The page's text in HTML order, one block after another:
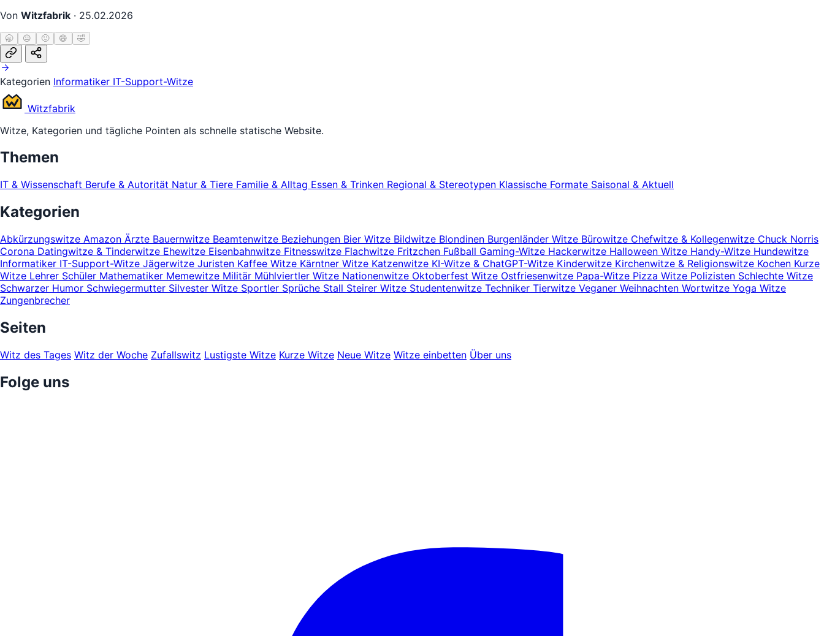
Von Witzfabrik · 25.02.2026
🥱 😐 🙂 😄 🤣
Kategorien Informatiker IT-Support-Witze
Witzfabrik
Witze, Kategorien und tägliche Pointen als schnelle statische Website.
Themen
IT & Wissenschaft Berufe & Autorität Natur & Tiere Familie & Alltag Essen & Trinken Regional & Stereotypen Klassische Formate Saisonal & Aktuell
Kategorien
Abkürzungswitze Amazon Ärzte Bauernwitze Beamtenwitze Beziehungen Bier Witze Bildwitze Blondinen Burgenländer Witze Bürowitze Chefwitze & Kollegenwitze Chuck Norris
Corona Datingwitze & Tinderwitze Ehewitze Eisenbahnwitze Fitnesswitze Flachwitze Fritzchen Fußball Gaming-Witze Hackerwitze Halloween Witze Handy-Witze Hundewitze
Informatiker IT-Support-Witze Jägerwitze Juristen Kaffee Witze Kärntner Witze Katzenwitze KI-Witze & ChatGPT-Witze Kinderwitze Kirchenwitze & Religionswitze Kochen Kurze
Witze Lehrer Schüler Mathematiker Memewitze Militär Mühlviertler Witze Nationenwitze Oktoberfest Witze Ostfriesenwitze Papa-Witze Pizza Witze Polizisten Schlechte Witze
Schwarzer Humor Schwiegermutter Silvester Witze Sportler Sprüche Stall Steirer Witze Studentenwitze Techniker Tierwitze Veganer Weihnachten Wortwitze Yoga Witze
Zungenbrecher
Seiten
Witz des Tages Witz der Woche Zufallswitz Lustigste Witze Kurze Witze Neue Witze Witze einbetten Über uns
Folge uns